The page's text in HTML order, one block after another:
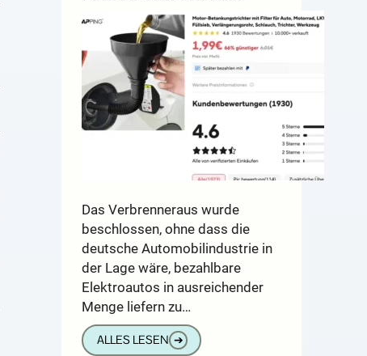
Das Verbrenneraus wurde
beschlossen, ohne dass die
deutsche Automobilindustrie in
der Lage wäre, bezahlbare
Elektroautos in ausreichender
Menge liefern zu…
ALLES LESEN ➔